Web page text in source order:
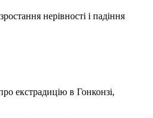
нерівності і падіння
екстрадицію в Гонконзі,